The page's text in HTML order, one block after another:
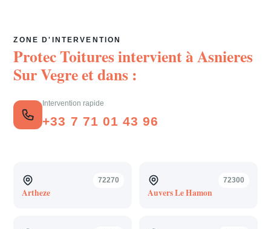
ZONE D'INTERVENTION
Protec Toitures intervient àAsnieres
Sur Vegreet dans :
Intervention rapide
+33 7 71 01 43 96
72270
Artheze
72300
Auvers Le Hamon